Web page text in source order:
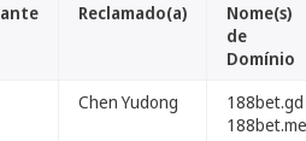
Reclamado(a)
Nome(s)
de
Domínio
Chen Yudong
188bet.gd
188bet.me